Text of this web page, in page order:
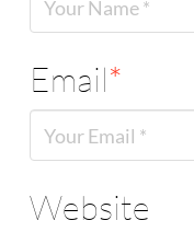
Email*
Website